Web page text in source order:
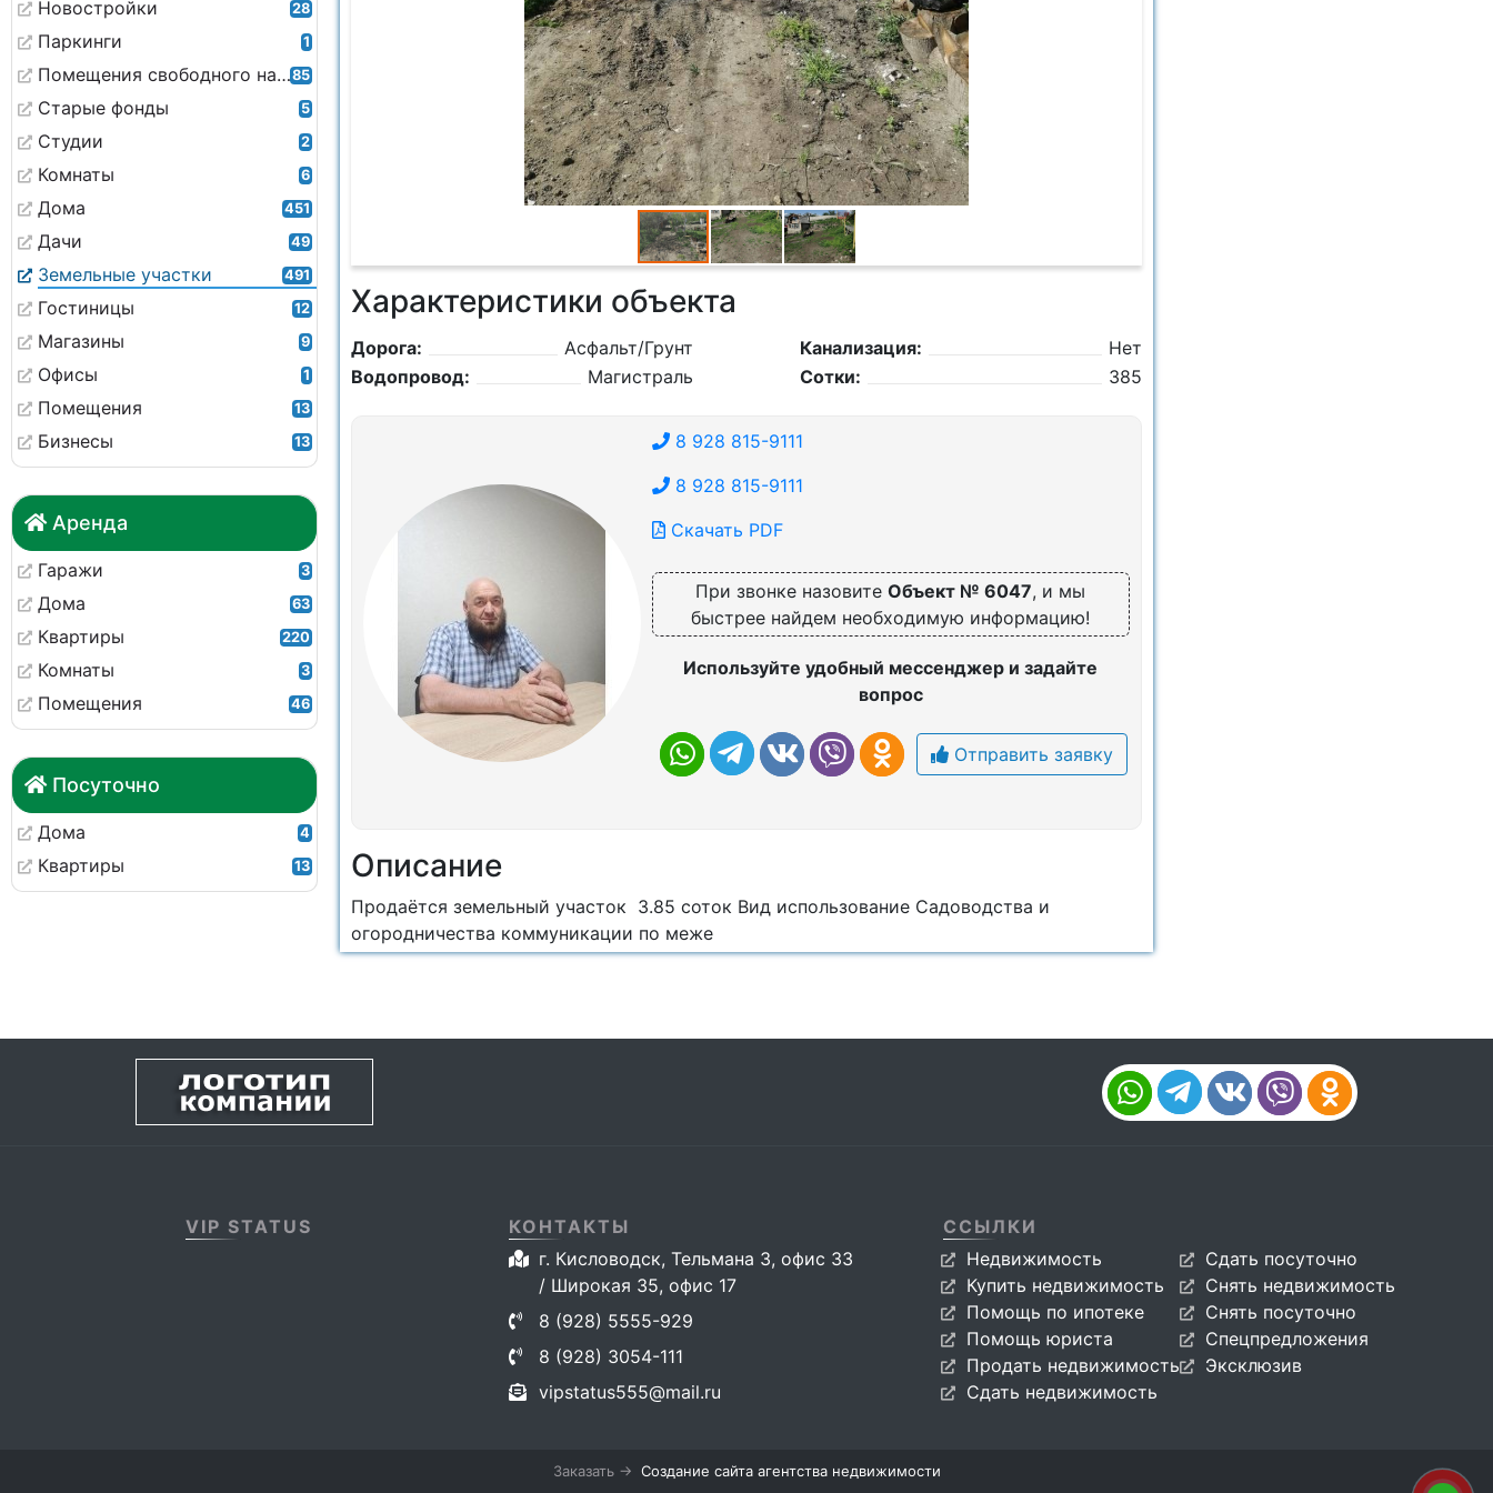
Новостройки 28
Паркинги 1
Помещения свободного назначения85
Старые фонды 5
Студии 2
Комнаты 6
Дома 451
Дачи 49
Земельные участки 491
Гостиницы 12
Магазины 9
Офисы 1
Помещения 13
Бизнесы 13
Аренда
Гаражи 3
Дома 63
Квартиры 220
Комнаты 3
Помещения 46
Посуточно
Дома 4
Квартиры 13
Характеристики объекта
Дорога:
Асфальт/Грунт
Водопровод:
Магистраль
Канализация:
Нет
Сотки:
385
8 928 815-9111
8 928 815-9111
Скачать PDF
При звонке назовитеОбъект № 6047, и мы
быстрее найдем необходимую информацию!
Используйте удобный мессенджер и задайте
вопрос
Отправить заявку
Описание
Продаётся земельный участок 3.85 соток Вид использование Садоводства и
огородничества коммуникации по меже
VIP STATUS
КОНТАКТЫ
г. Кисловодск, Тельмана 3, офис 33
/ Широкая 35, офис 17
8 (928) 5555-929
8 (928) 3054-111
vipstatus555@mail.ru
ССЫЛКИ
Недвижимость
Купить недвижимость
Помощь по ипотеке
Помощь юриста
Продать недвижимость
Сдать недвижимость
Сдать посуточно
Снять недвижимость
Снять посуточно
Спецпредложения
Эксклюзив
Заказать → Создание сайта агентства недвижимости